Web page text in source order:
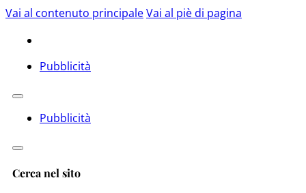
Vai al contenuto principaleVai al piè di pagina
Pubblicità
Pubblicità
Cerca nel sito